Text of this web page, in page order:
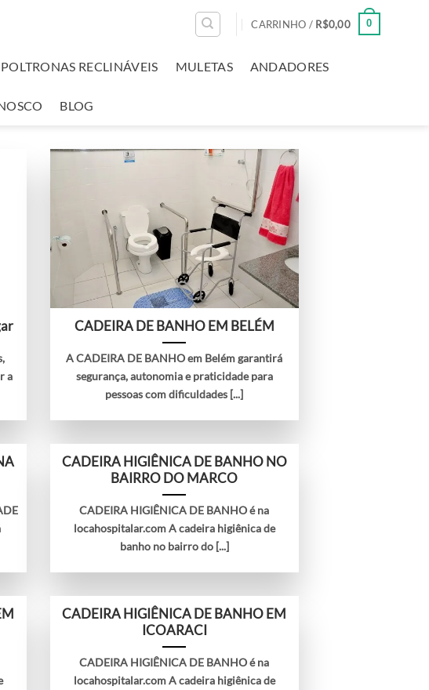
CARRINHO / R$0,00 0
POLTRONAS RECLINÁVEIS MULETAS ANDADORES
BLOG
a
CADEIRA DE BANHO EM BELÉM
A CADEIRA DE BANHO em Belém garantirá
segurança, autonomia e praticidade para
pessoas com dificuldades [...]
CADEIRA HIGIÊNICA DE BANHO NO
BAIRRO DO MARCO
CADEIRA HIGIÊNICA DE BANHO é na
locahospitalar.com A cadeira higiênica de
banho no bairro do [...]
CADEIRA HIGIÊNICA DE BANHO EM
ICOARACI
CADEIRA HIGIÊNICA DE BANHO é na
locahospitalar.com A cadeira higiênica de